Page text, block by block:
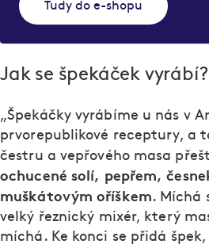
Tudy do e-shopu
Jak se špekáček vyrábí?
„Špekáčky vyrábíme u nás v
prvorepublikové receptury, a
čestru a vepřového masa
ochucené solí, pepřem,
muškátovým oříškem. Míchá
velký řeznický mixér, který
míchá. Ke konci se přidá